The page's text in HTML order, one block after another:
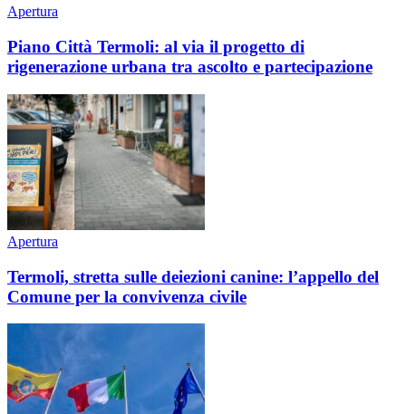
Apertura
Piano Città Termoli: al via il progetto di
rigenerazione urbana tra ascolto e partecipazione
Apertura
Termoli, stretta sulle deiezioni canine: l’appello del
Comune per la convivenza civile